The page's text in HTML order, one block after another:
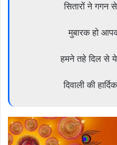
सितारों ने गगन
मुबारक हो
हमने तहे दिल से
दिवाली की